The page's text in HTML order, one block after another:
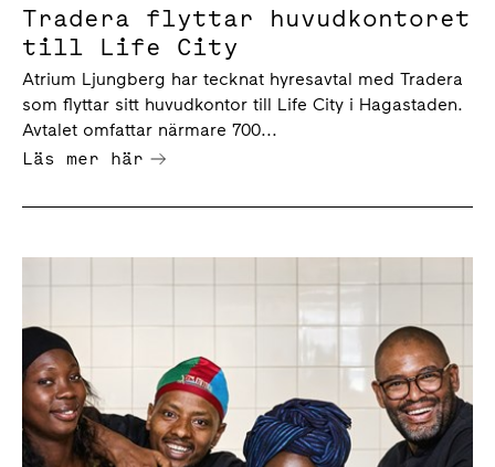
Tradera flyttar huvudkontoret
till Life City
Atrium Ljungberg har tecknat hyresavtal med Tradera
som flyttar sitt huvudkontor till Life City i Hagastaden.
Avtalet omfattar närmare 700...
Läs mer här